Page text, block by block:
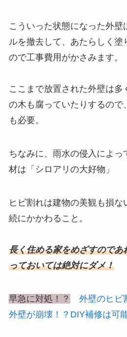
こういった状態になった外壁
ルを撤去して、あたらしく塗
ので工事費用がかさみます。
ここまで放置された外壁は多
の木も腐っていたりするので
も必要。
ちなみに、雨水の侵入によっ
材は「シロアリの大好物」
ヒビ割れは建物の美観も損
続にかかわること。
長く住める家をめざすのであ
っておいては絶対にダメ！
早急に対処！？
外壁のヒビ
外壁が崩壊！？DIY補修は可